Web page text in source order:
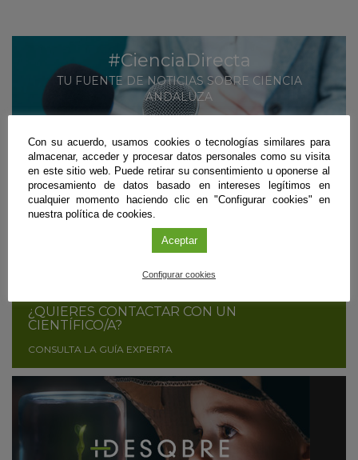
#CienciaDirecta
TU FUENTE DE NOTICIAS SOBRE CIENCIA
ANDALUZA
SUSCRÍBETE
¿ERES CIENTÍFICO/A Y QUIERES DIFUNDIR
¿QUIERES CONTACTAR CON UN
CIENTÍFICO/A?
CONSULTA LA GUÍA EXPERTA
Con su acuerdo, usamos cookies o tecnologías similares para
almacenar, acceder y procesar datos personales como su visita
en este sitio web. Puede retirar su consentimiento u oponerse al
procesamiento de datos basado en intereses legítimos en
cualquier momento haciendo clic en "Configurar cookies" en
nuestra política de cookies.
Aceptar
Configurar cookies